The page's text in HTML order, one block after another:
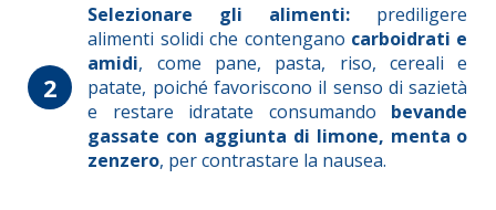
2
Selezionare gli alimenti: prediligere
alimenti solidi che contengano carboidrati e
amidi, come pane, pasta, riso, cereali e
patate, poiché favoriscono il senso di sazietà
e restare idratate consumando bevande
gassate con aggiunta di limone, menta o
zenzero, per contrastare la nausea.